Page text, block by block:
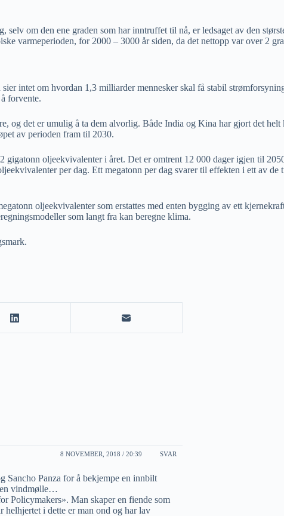
om den ene graden som har inntruffet til nå, er ledsaget av den
varmeperioden, for 2000 – 3000 år siden, da det nettopp var over 2
intet om hvordan 1,3 milliarder mennesker skal få stabil
forvente.
og det er umulig å ta dem alvorlig. Både India og Kina har gjort det
av perioden fram til 2030.
oljeekvivalenter i året. Det er omtrent 12 000 dager igjen til
per dag. Ett megatonn per dag svarer til effekten i ett av de
oljeekvivalenter som erstattes med enten bygging av ett
som langt fra kan beregne klima.
8 NOVEMBER, 2018 / 20:39 SVAR
Sancho Panza for å bekjempe en innbilt
en vindmølle…
Policymakers». Man skaper en fiende som
helhjertet i dette er man ond og har lav